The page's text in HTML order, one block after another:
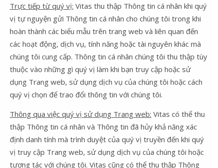
Trực tiếp từ quý vị: Vitas thu thập Thông tin cá nhân khi quý
vị tự nguyện gửi Thông tin cá nhân cho chúng tôi trong khi
hoàn thành các biểu mẫu trên trang web và liên quan đến
các hoạt động, dịch vụ, tính năng hoặc tài nguyên khác mà
chúng tôi cung cấp. Thông tin cá nhân chúng tôi thu thập tùy
thuộc vào những gì quý vị làm khi bạn truy cập hoặc sử
dụng Trang web, sử dụng dịch vụ của chúng tôi hoặc cách
quý vị chọn để trao đổi thông tin với chúng tôi.
Thông qua việc quý vị sử dụng Trang web: Vitas có thể thu
thập Thông tin cá nhân và Thông tin đã hủy khả năng xác
định danh tính mà trình duyệt của quý vị truyền đến khi quý
vị truy cập Trang web, sử dụng dịch vụ của chúng tôi hoặc
tương tác với chúng tôi. Vitas cũng có thể thu thập Thông